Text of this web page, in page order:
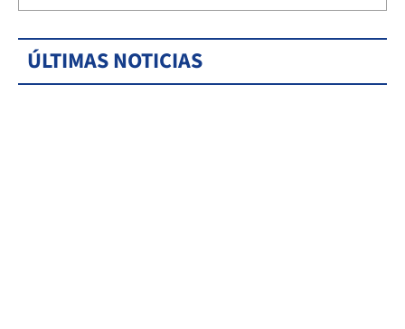
ÚLTIMAS NOTICIAS